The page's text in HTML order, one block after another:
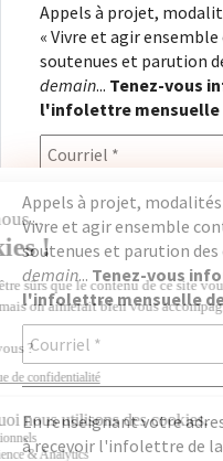
Appels à projet,
« Vivre et agir
soutenues et parution
demain... Tenez-vous
l'infolettre mensuelle
En renseignant votre
consentez à recevoir
Seligmann,
confidentialité. Il vous
désabonner à tout
Copyright © 2026Fondation
Appels à projet, modalités
Vivre et agir ensemble
soutenues et parution
demain... Tenez-vous
l'infolettre mensuelle
En renseignant votre
à recevoir l'infolettre de